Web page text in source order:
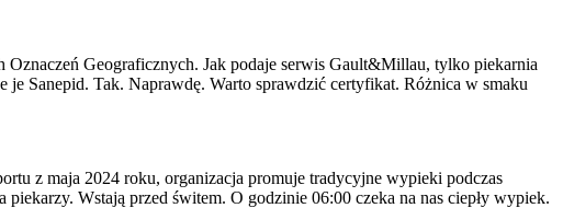
Geograficznych. Jak podaje serwis Gault&Millau, tylko piekarnia
Sanepid. Tak. Naprawdę. Warto sprawdzić certyfikat. Różnica w smaku
z maja 2024 roku, organizacja promuje tradycyjne wypieki podczas
Wstają przed świtem. O godzinie 06:00 czeka na nas ciepły wypiek.